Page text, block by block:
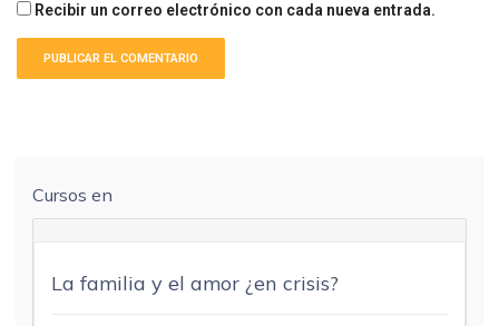
Recibir un correo electrónico con cada nueva entrada.
Cursos en
La familia y el amor ¿en crisis?